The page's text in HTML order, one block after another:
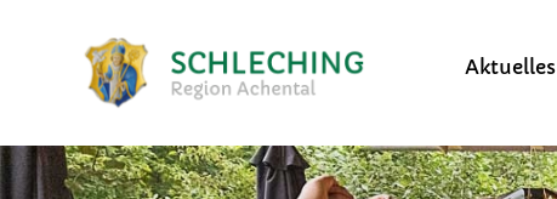
Aktuelles